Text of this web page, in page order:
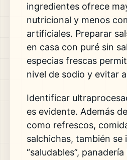
ingredientes ofrece
nutricional y menos
artificiales. Preparar
en casa con puré sin
especias frescas
nivel de sodio y evitar
Identificar
es evidente. Además
como refrescos,
salchichas, también se
“saludables”,